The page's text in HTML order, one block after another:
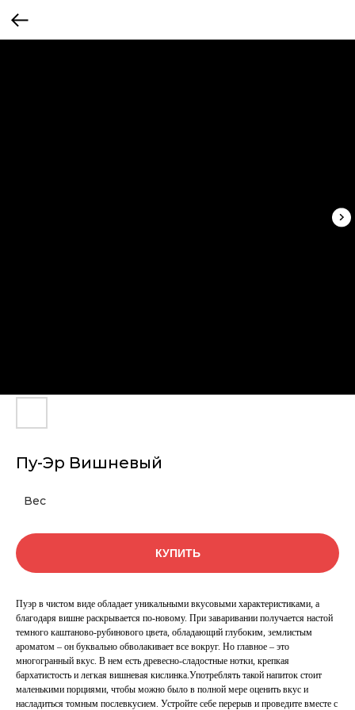
Пу-Эр Вишневый
Вес
КУПИТЬ
Пуэр в чистом виде обладает уникальными вкусовыми характеристиками, а
благодаря вишне раскрывается по-новому. При заваривании получается настой
темного каштаново-рубинового цвета, обладающий глубоким, землистым
ароматом – он буквально обволакивает все вокруг. Но главное – это
многогранный вкус. В нем есть древесно-сладостные нотки, крепкая
бархатистость и легкая вишневая кислинка.Употреблять такой напиток стоит
маленькими порциями, чтобы можно было в полной мере оценить вкус и
насладиться томным послевкусием. Устройте себе перерыв и проведите вместе с